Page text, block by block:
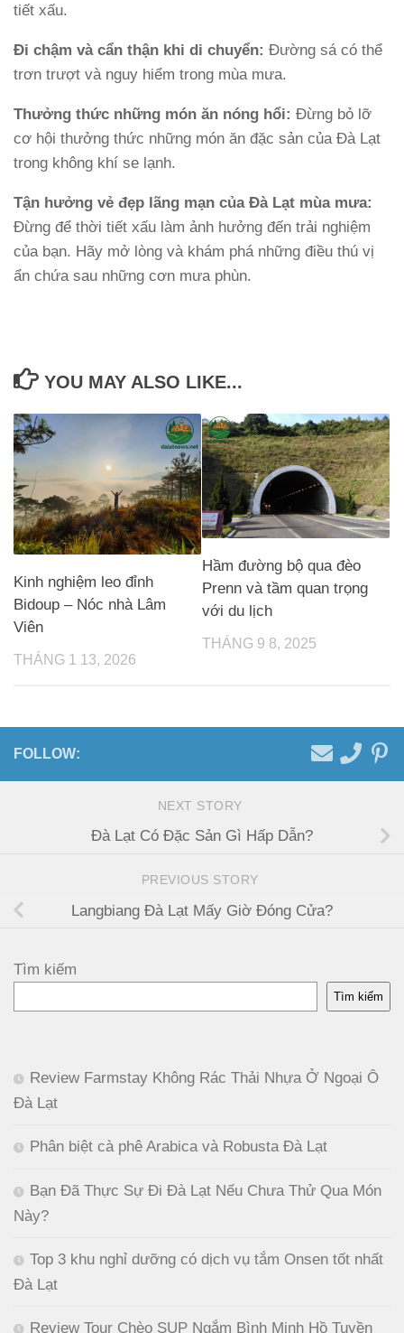
tiết xấu.
Đi chậm và cẩn thận khi di chuyển: Đường sá có thể
trơn trượt và nguy hiểm trong mùa mưa.
Thưởng thức những món ăn nóng hổi: Đừng bỏ lỡ
cơ hội thưởng thức những món ăn đặc sản của Đà Lạt
trong không khí se lạnh.
Tận hưởng vẻ đẹp lãng mạn của Đà Lạt mùa mưa:
Đừng để thời tiết xấu làm ảnh hưởng đến trải nghiệm
của bạn. Hãy mở lòng và khám phá những điều thú vị
ẩn chứa sau những cơn mưa phùn.
YOU MAY ALSO LIKE...
Kinh nghiệm leo đỉnh
Bidoup – Nóc nhà Lâm
Viên
THÁNG 1 13, 2026
Hầm đường bộ qua đèo
Prenn và tầm quan trọng
với du lịch
THÁNG 9 8, 2025
FOLLOW:
NEXT STORY
Đà Lạt Có Đặc Sản Gì Hấp Dẫn?
PREVIOUS STORY
Langbiang Đà Lạt Mấy Giờ Đóng Cửa?
Tìm kiếm
Tìm kiếm
Review Farmstay Không Rác Thải Nhựa Ở Ngoại Ô
Đà Lạt
Phân biệt cà phê Arabica và Robusta Đà Lạt
Bạn Đã Thực Sự Đi Đà Lạt Nếu Chưa Thử Qua Món
Này?
Top 3 khu nghỉ dưỡng có dịch vụ tắm Onsen tốt nhất
Đà Lạt
Review Tour Chèo SUP Ngắm Bình Minh Hồ Tuyền